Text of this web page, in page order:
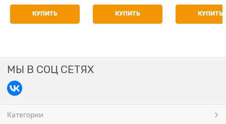
КУПИТЬ КУПИТЬ КУПИТЬ
МЫ В СОЦ СЕТЯХ
Категории